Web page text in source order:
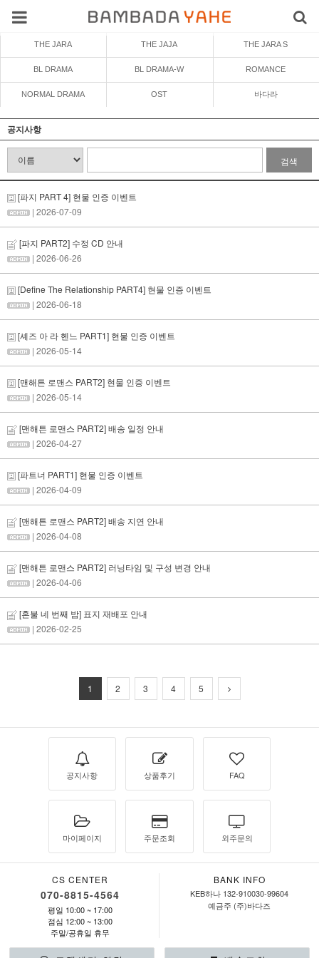
THE JARA THE JAJA THE JARA S
BL DRAMA BL DRAMA-W ROMANCE
NORMAL DRAMA OST 바다라
공지사항
검색
[파지 PART 4] 현물 인증 이벤트
| 2026-07-09
[파지 PART2] 수정 CD 안내
| 2026-06-26
[Define The Relationship PART4] 현물 인증 이벤트
| 2026-06-18
[셰즈 아 라 헨느 PART1] 현물 인증 이벤트
| 2026-05-14
[맨해튼 로맨스 PART2] 현물 인증 이벤트
| 2026-05-14
[맨해튼 로맨스 PART2] 배송 일정 안내
| 2026-04-27
[파트너 PART1] 현물 인증 이벤트
| 2026-04-09
[맨해튼 로맨스 PART2] 배송 지연 안내
| 2026-04-08
[맨해튼 로맨스 PART2] 러닝타임 및 구성 변경 안내
| 2026-04-06
[혼불 네 번째 밤] 표지 재배포 안내
| 2026-02-25
1 2 3 4 5
공지사항 상품후기 FAQ
마이페이지 주문조회 외주문의
CS CENTER
070-8815-4564
평일 10:00 ~ 17:00
점심 12:00 ~ 13:00
주말/공휴일 휴무
BANK INFO
KEB하나 132-910030-99604
예금주 (주)바다즈